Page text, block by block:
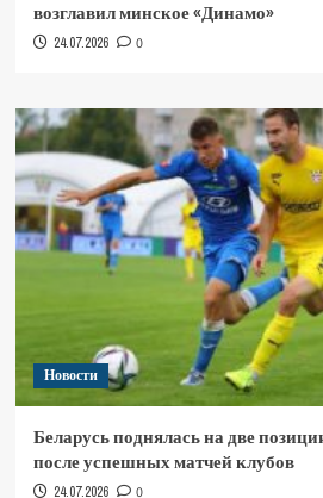
возглавил минское «Динамо»
24.07.2026 0
Новости
Беларусь поднялась на две
после успешных матчей клубов
24.07.2026 0